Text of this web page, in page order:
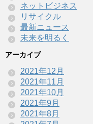
ネットビジネス
リサイクル
最新ニュース
未来を明るく
アーカイブ
2021年12月
2021年11月
2021年10月
2021年9月
2021年8月